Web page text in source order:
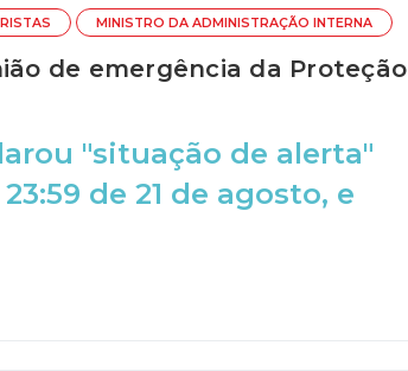
MINISTRO DA ADMINISTRAÇÃO INTERNA
de emergência da Proteção
"situação de alerta"
de 21 de agosto, e